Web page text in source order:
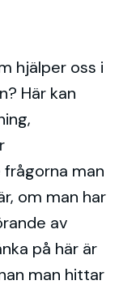
hjälper oss i
Här kan
man
om man har
av
på här är
man hittar